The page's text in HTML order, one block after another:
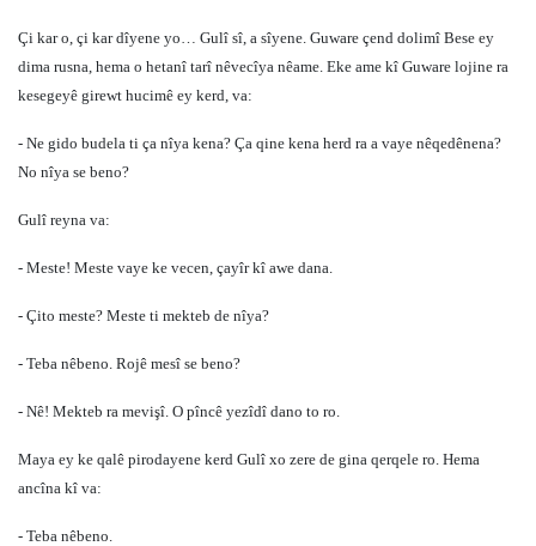
Çi kar o, çi kar dîyene yo… Gulî sî, a sîyene. Guware çend dolimî Bese ey
dima rusna, hema o hetanî tarî nêvecîya nêame. Eke ame kî Guware lojine ra
kesegeyê girewt hucimê ey kerd, va:
- Ne gido budela ti ça nîya kena? Ça qine kena herd ra a vaye nêqedênena?
No nîya se beno?
Gulî reyna va:
- Meste! Meste vaye ke vecen, çayîr kî awe dana.
- Çito meste? Meste ti mekteb de nîya?
- Teba nêbeno. Rojê mesî se beno?
- Nê! Mekteb ra mevişî. O pîncê yezîdî dano to ro.
Maya ey ke qalê pirodayene kerd Gulî xo zere de gina qerqele ro. Hema
ancîna kî va:
- Teba nêbeno.